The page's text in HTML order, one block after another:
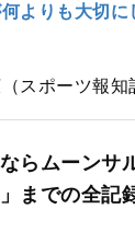
よりも大切
スポーツ報知
らムーン
までの全記